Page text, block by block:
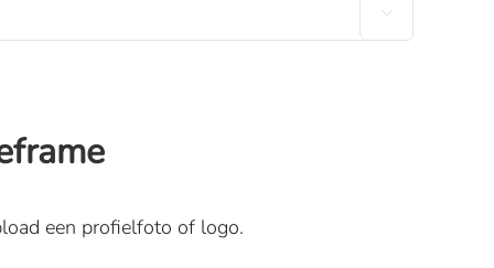

een profielfoto of logo.